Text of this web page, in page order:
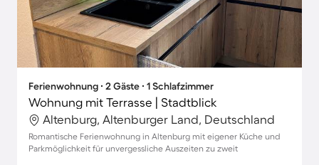
Ferienwohnung ∙ 2 Gäste ∙ 1 Schlafzimmer
Wohnung mit Terrasse | Stadtblick
Altenburg, Altenburger Land, Deutschland
Romantische Ferienwohnung in Altenburg mit eigener Küche und
Parkmöglichkeit für unvergessliche Auszeiten zu zweit